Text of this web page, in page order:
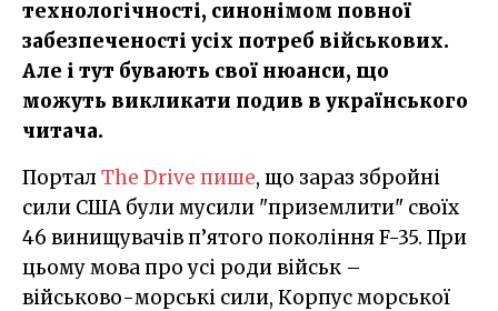
технологічності, синонімом повної
забезпеченості усіх потреб військових.
Але і тут бувають свої нюанси, що
можуть викликати подив в українського
читача.
ПорталThe Drive пише, що зараз збройні
сили США були мусили "приземлити" своїх
46 винищувачів п’ятого покоління F-35. При
цьому мова про усі роди військ –
військово-морські сили, Корпус морської